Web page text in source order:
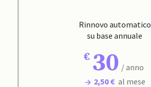
Rinnovo automatico
su base annuale
30 / anno
2,50 € al mese